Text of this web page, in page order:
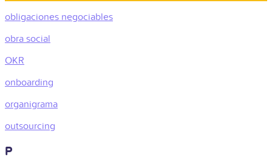
obligaciones negociables
obra social
OKR
onboarding
organigrama
outsourcing
P